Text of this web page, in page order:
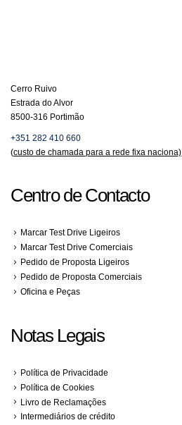
Cerro Ruivo
Estrada do Alvor
8500-316 Portimão
+351 282 410 660
(custo de chamada para a rede fixa naciona)
Centro de Contacto
Marcar Test Drive Ligeiros
Marcar Test Drive Comerciais
Pedido de Proposta Ligeiros
Pedido de Proposta Comerciais
Oficina e Peças
Notas Legais
Política de Privacidade
Política de Cookies
Livro de Reclamações
Intermediários de crédito